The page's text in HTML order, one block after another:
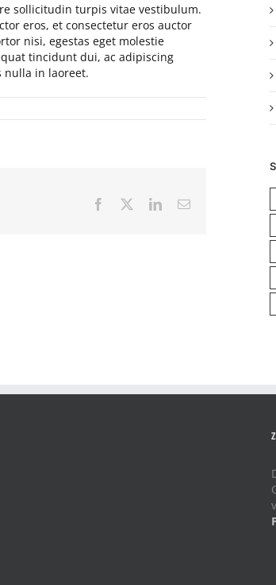
sollicitudin turpis vitae vestibulum.
eros, et consectetur eros auctor
nisi, egestas eget molestie
tincidunt dui, ac adipiscing
nulla in laoreet.
Facebook LinkedIn
E-